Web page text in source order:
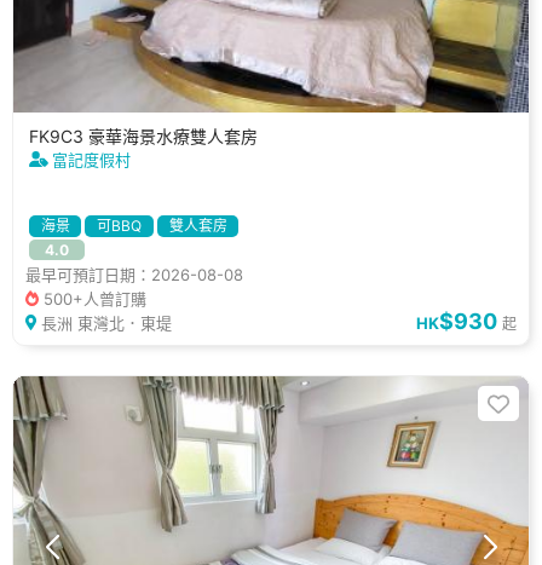
FK9C3 豪華海景水療雙人套房
富記度假村
海景 可BBQ
雙人套房
4.0
最早可預訂日期：2026-08-08
500+人曾訂購
長洲 東灣北．東堤
HK$930 起